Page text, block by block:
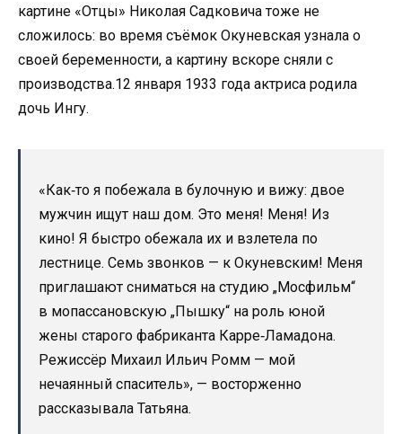
картине «Отцы» Николая Садковича тоже не
сложилось: во время съёмок Окуневская узнала о
своей беременности, а картину вскоре сняли с
производства.12 января 1933 года актриса родила
дочь Ингу.
«Как‑то я побежала в булочную и вижу: двое
мужчин ищут наш дом. Это меня! Меня! Из
кино! Я быстро обежала их и взлетела по
лестнице. Семь звонков — к Окуневским! Меня
приглашают сниматься на студию „Мосфильм“
в мопассановскую „Пышку“ на роль юной
жены старого фабриканта Карре‑Ламадона.
Режиссёр Михаил Ильич Ромм — мой
нечаянный спаситель», — восторженно
рассказывала Татьяна.